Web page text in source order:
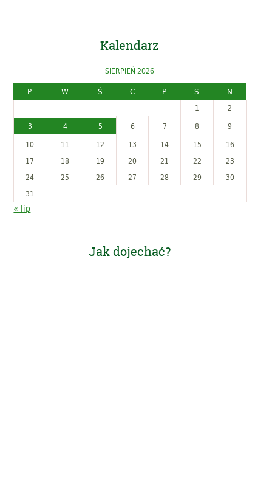
Kalendarz
SIERPIEŃ 2026
P
W Ś C P S
N
1
2
3
4 5 6 7 8
9
10
11 12 13 14 15
16
17
18 19 20 21 22
23
24
25 26 27 28 29
30
31
« lip
Jak dojechać?